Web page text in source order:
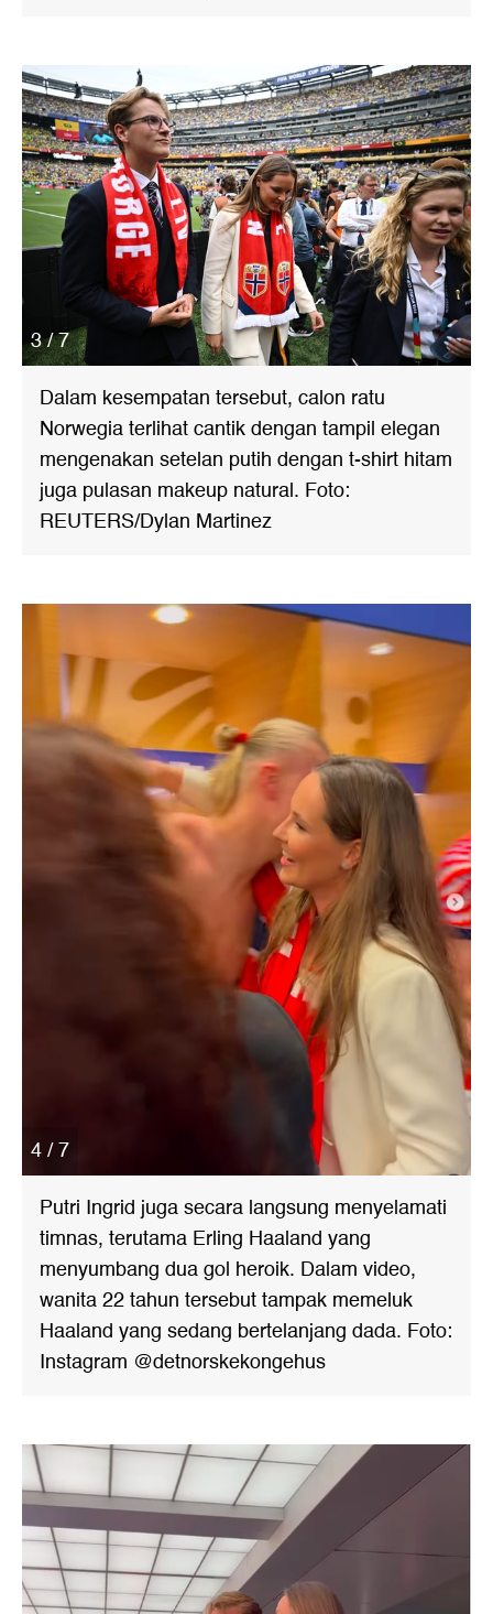
3 / 7
Dalam kesempatan tersebut, calon ratu
Norwegia terlihat cantik dengan tampil elegan
mengenakan setelan putih dengan t-shirt hitam
juga pulasan makeup natural. Foto:
REUTERS/Dylan Martinez
4 / 7
Putri Ingrid juga secara langsung menyelamati
timnas, terutama Erling Haaland yang
menyumbang dua gol heroik. Dalam video,
wanita 22 tahun tersebut tampak memeluk
Haaland yang sedang bertelanjang dada. Foto:
Instagram @detnorskekongehus